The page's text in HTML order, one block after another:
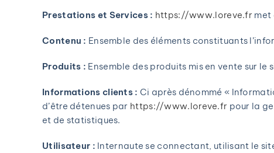
Prestations et Services : https://www.loreve.fr met
Contenu : Ensemble des éléments constituants
Produits : Ensemble des produits mis en vente sur le
Informations clients : Ci après dénommé «
d’être détenues par https://www.loreve.fr pour la
et de statistiques.
Utilisateur : Internaute se connectant, utilisant le